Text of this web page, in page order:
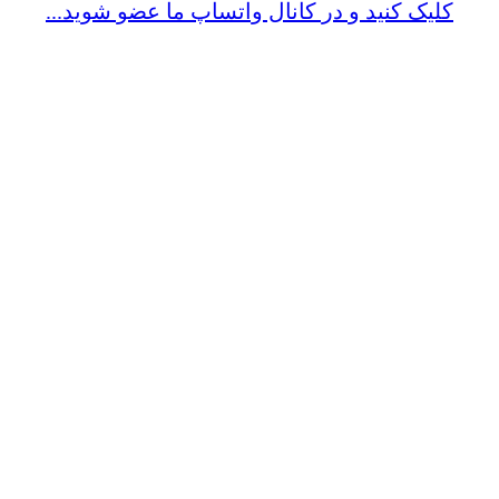
کلیک کنید و در کانال واتساپ ما عضو شوید...